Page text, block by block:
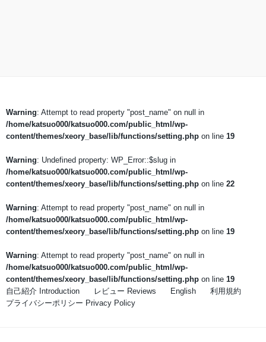
Warning: Attempt to read property "post_name" on null in
/home/katsuo000/katsuo000.com/public_html/wp-
content/themes/xeory_base/lib/functions/setting.php on line 19
Warning: Undefined property: WP_Error::$slug in
/home/katsuo000/katsuo000.com/public_html/wp-
content/themes/xeory_base/lib/functions/setting.php on line 22
Warning: Attempt to read property "post_name" on null in
/home/katsuo000/katsuo000.com/public_html/wp-
content/themes/xeory_base/lib/functions/setting.php on line 19
Warning: Attempt to read property "post_name" on null in
/home/katsuo000/katsuo000.com/public_html/wp-
content/themes/xeory_base/lib/functions/setting.php on line 19
自己紹介 Introduction
レビュー Reviews English
利用規約
プライバシーポリシー Privacy Policy